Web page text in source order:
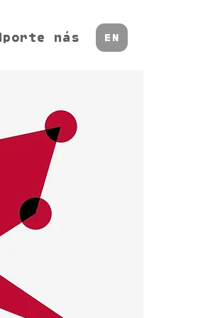
nás EN